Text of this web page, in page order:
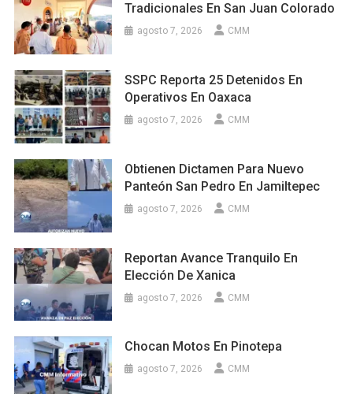
Tradicionales En San Juan Colorado
agosto 7, 2026 CMM
SSPC Reporta 25 Detenidos En
Operativos En Oaxaca
agosto 7, 2026 CMM
Obtienen Dictamen Para Nuevo
Panteón San Pedro En Jamiltepec
agosto 7, 2026 CMM
Reportan Avance Tranquilo En
Elección De Xanica
agosto 7, 2026 CMM
Chocan Motos En Pinotepa
agosto 7, 2026 CMM